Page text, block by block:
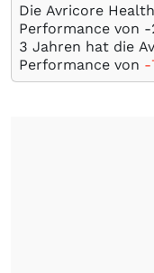
Die Avricore
Performance von
3 Jahren hat die
Performance von -